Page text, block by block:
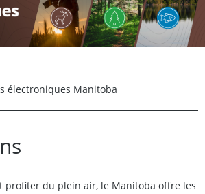
électroniques Manitoba
profiter du plein air, le Manitoba offre les